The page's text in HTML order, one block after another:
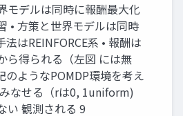
モデルは同時に報酬最大化
• 方策と世界モデルは同時
法はREINFORCE系 • 報酬は
ら得られる（左図 には無
のようなPOMDP環境を考え
なせる（rは0, 1uniform)
い 観測される 9